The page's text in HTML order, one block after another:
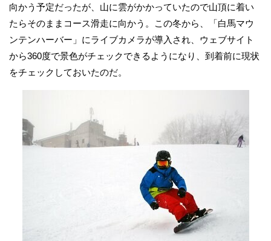
向かう予定だったが、山に雲がかかっていたので山頂に着い
たらそのままコース滑走に向かう。この冬から、「白馬マウ
ンテンハーバー」にライブカメラが導入され、ウェブサイト
から360度で景色がチェックできるようになり、到着前に現状
をチェックしておいたのだ。